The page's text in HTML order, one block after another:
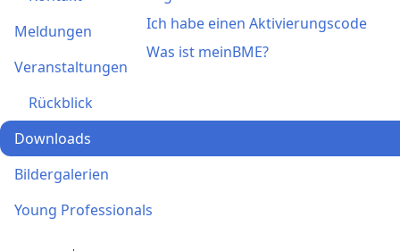
Ich habe einen Aktivierungscode
Was ist meinBME?
Meldungen
Veranstaltungen
Rückblick
Downloads
Bildergalerien
Young Professionals